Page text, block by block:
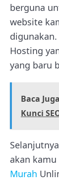
berguna
website
Hosting
yang baru
Baca
Kunci
akan
Murah